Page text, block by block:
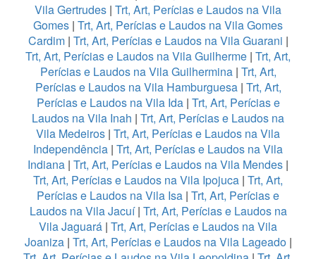
Vila Gertrudes | Trt, Art, Perícias e Laudos na Vila
Gomes | Trt, Art, Perícias e Laudos na Vila Gomes
Cardim| Trt, Art, Perícias e Laudos na Vila Guarani |
Trt, Art, Perícias e Laudos na Vila Guilherme | Trt, Art,
Perícias e Laudos na Vila Guilhermina| Trt, Art,
Perícias e Laudos na Vila Hamburguesa| Trt, Art,
Perícias e Laudos na Vila Ida| Trt, Art, Perícias e
Laudos na Vila Inah | Trt, Art, Perícias e Laudos na
Vila Medeiros | Trt, Art, Perícias e Laudos na Vila
Independência | Trt, Art, Perícias e Laudos na Vila
Indiana | Trt, Art, Perícias e Laudos na Vila Mendes |
Trt, Art, Perícias e Laudos na Vila Ipojuca | Trt, Art,
Perícias e Laudos na Vila Isa | Trt, Art, Perícias e
Laudos na Vila Jacuí| Trt, Art, Perícias e Laudos na
Vila Jaguará | Trt, Art, Perícias e Laudos na Vila
Joaniza| Trt, Art, Perícias e Laudos na Vila Lageado|